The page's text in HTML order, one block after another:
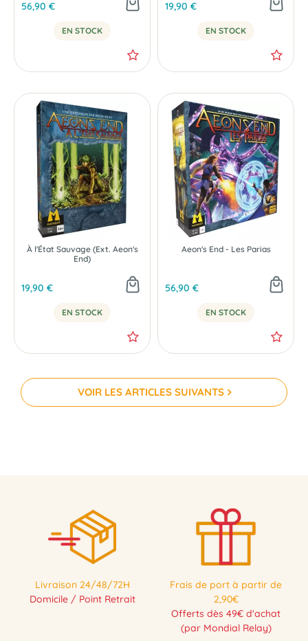
56,90 €
EN STOCK
19,90 €
EN STOCK
À l'État Sauvage (Ext. Aeon's
End)
19,90 €
EN STOCK
Aeon's End - Les Parias
56,90 €
EN STOCK
VOIR LES ARTICLES SUIVANTS
Livraison 24/48/72H
Domicile / Point Retrait
Frais de port à partir de
2,90€
Offerts dès 49€ d'achat
(par Mondial Relay)